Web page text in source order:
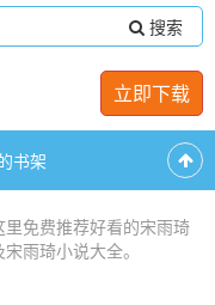
搜索
立即下载
书架
里免费推荐好看的宋雨琦
宋雨琦小说大全。